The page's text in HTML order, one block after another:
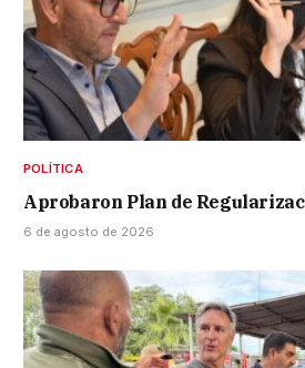
POLÍTICA
Aprobaron Plan de
6 de agosto de 2026